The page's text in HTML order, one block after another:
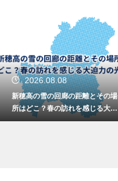
2026.08.08
新穂高の雪の回廊の距離とその場
所はどこ？春の訪れを感じる大迫
力の光景